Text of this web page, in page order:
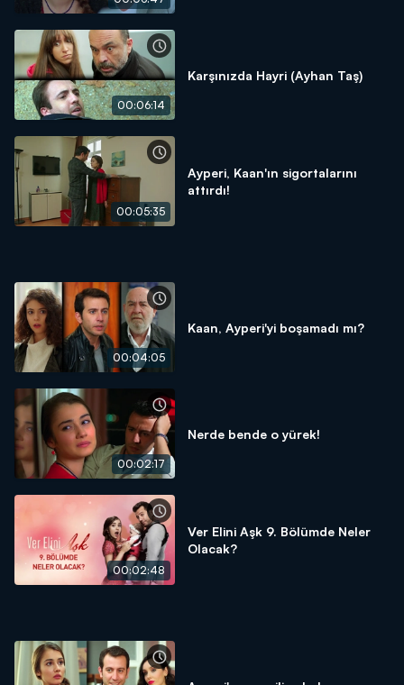
00:06:14
Karşınızda Hayri (Ayhan Taş)
00:05:35
Ayperi, Kaan'ın sigortalarını
attırdı!
00:04:05
Kaan, Ayperi'yi boşamadı mı?
00:02:17
Nerde bende o yürek!
00:02:48
Ver Elini Aşk 9. Bölümde Neler
Olacak?